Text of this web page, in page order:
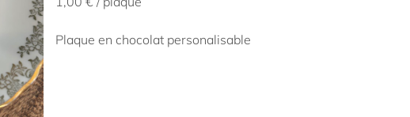
Plaque en chocolat personalisable